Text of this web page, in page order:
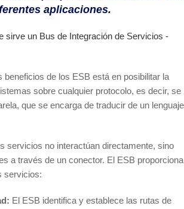
aplicaciones.
beneficios de los ESB está en posibilitar la
sobre cualquier protocolo, es decir, se
que se encarga de traducir de un lenguaje
servicios no interactúan directamente, sino
a través de un conector. El ESB proporciona
servicios:
El ESB identifica y establece las rutas de